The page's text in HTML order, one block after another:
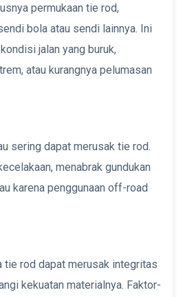
permukaan tie rod,
bola atau sendi lainnya. Ini
jalan yang buruk,
atau kurangnya pelumasan
sering dapat merusak tie rod.
menabrak gundukan
karena penggunaan off-road
tie rod dapat merusak integritas
kekuatan materialnya. Faktor-